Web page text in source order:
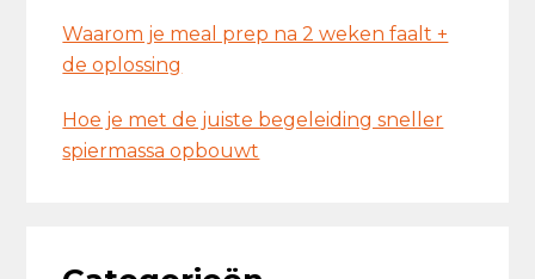
Waarom je meal prep na 2 weken faalt +
de oplossing
Hoe je met de juiste begeleiding sneller
spiermassa opbouwt